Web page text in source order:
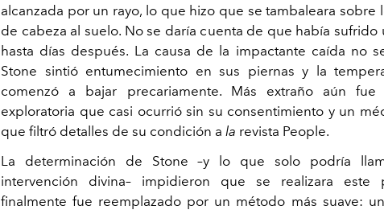
alcanzada por un rayo, lo que hizo que se tambaleara sobre
de cabeza al suelo. No se daría cuenta de que había sufrido
hasta días después. La causa de la impactante caída no
Stone sintió entumecimiento en sus piernas y la
comenzó a bajar precariamente. Más extraño aún fue
exploratoria que casi ocurrió sin su consentimiento y un
que filtró detalles de su condición a la revista People.
La determinación de Stone –y lo que solo podría
intervención divina– impidieron que se realizara este
finalmente fue reemplazado por un método más suave: